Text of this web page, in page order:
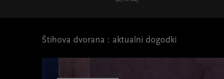
Štihova dvorana : aktualni dogodki